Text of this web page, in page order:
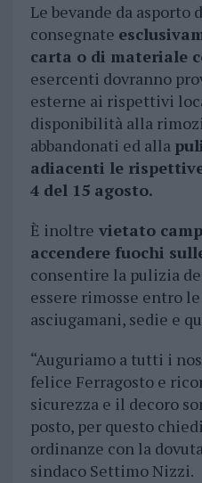
Le bevande da asporto
consegnate
carta o di materiale
esercenti dovranno
esterne ai rispettivi
disponibilità alla
abbandonati ed alla
adiacenti le
4 del 15 agosto.
È inoltre vietato
accendere fuochi
consentire la pulizia
essere rimosse entro
asciugamani, sedie e
“Auguriamo a tutti i
felice Ferragosto e
sicurezza e il decoro
posto, per questo
ordinanze con la
sindaco Settimo Nizzi.